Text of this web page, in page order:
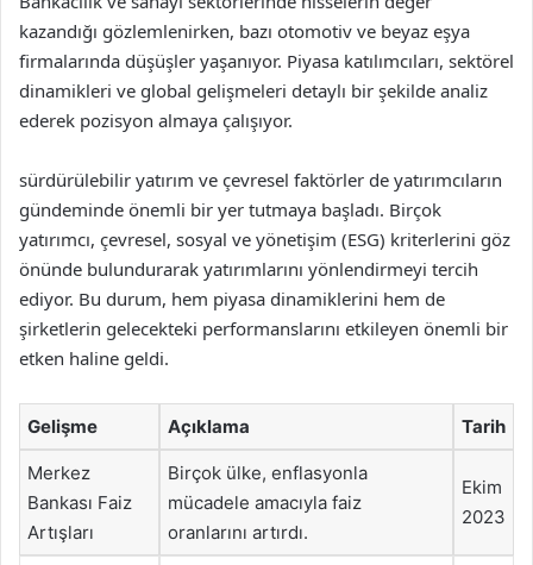
kazandığı gözlemlenirken, bazı otomotiv ve beyaz eşya
firmalarında düşüşler yaşanıyor. Piyasa katılımcıları, sektörel
dinamikleri ve global gelişmeleri detaylı bir şekilde analiz
ederek pozisyon almaya çalışıyor.
sürdürülebilir yatırım ve çevresel faktörler de yatırımcıların
gündeminde önemli bir yer tutmaya başladı. Birçok
yatırımcı, çevresel, sosyal ve yönetişim (ESG) kriterlerini göz
önünde bulundurarak yatırımlarını yönlendirmeyi tercih
ediyor. Bu durum, hem piyasa dinamiklerini hem de
şirketlerin gelecekteki performanslarını etkileyen önemli bir
etken haline geldi.
Gelişme Açıklama Tarih
Merkez
Bankası Faiz
Artışları
Birçok ülke, enflasyonla
mücadele amacıyla faiz
oranlarını artırdı.
Ekim
2023